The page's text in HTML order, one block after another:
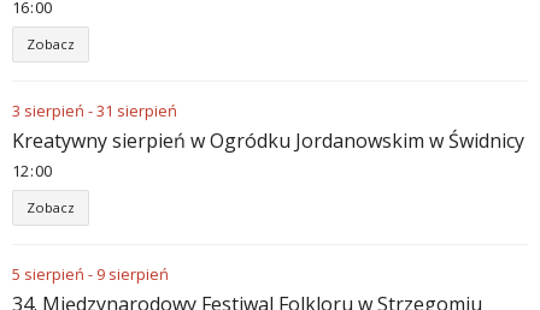
16:00
Zobacz
3 sierpień -31 sierpień
Kreatywny sierpień w Ogródku Jordanowskim w Świdnicy
12:00
Zobacz
5 sierpień - 9 sierpień
34. Międzynarodowy Festiwal Folkloru w Strzegomiu